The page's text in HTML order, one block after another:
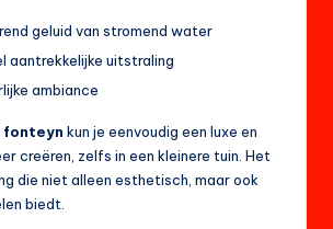
geluid van stromend water
aantrekkelijke uitstraling
ambiance
fonteyn kun je eenvoudig een luxe en
creëren, zelfs in een kleinere tuin. Het
die niet alleen esthetisch, maar ook
biedt.